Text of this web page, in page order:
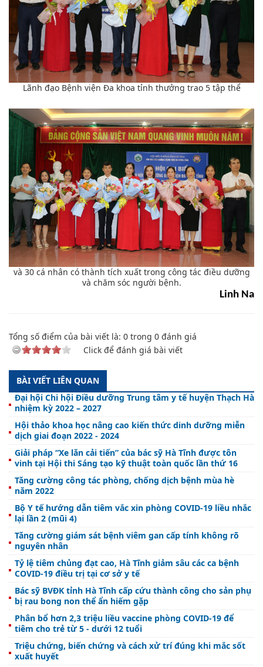
Lãnh đạo Bệnh viện Đa khoa tỉnh thưởng trao 5 tập thể
và 30 cá nhân có thành tích xuất trong công tác điều dưỡng
và chăm sóc người bệnh.
Linh Na
Tổng số điểm của bài viết là: 0 trong 0 đánh giá
Click để đánh giá bài viết
BÀI VIẾT LIÊN QUAN
Đại hội Chi hội Điều dưỡng Trung tâm y tế huyện Thạch Hà
nhiệm kỳ 2022 – 2027
Hội thảo khoa học nâng cao kiến thức dinh dưỡng miễn
dịch giai đoạn 2022 - 2024
Giải pháp “Xe lăn cải tiến” của bác sỹ Hà Tĩnh được tôn
vinh tại Hội thi Sáng tạo kỹ thuật toàn quốc lần thứ 16
Tăng cường công tác phòng, chống dịch bệnh mùa hè
năm 2022
Bộ Y tế hướng dẫn tiêm vắc xin phòng COVID-19 liều nhắc
lại lần 2 (mũi 4)
Tăng cường giám sát bệnh viêm gan cấp tính không rõ
nguyên nhân
Tỷ lệ tiêm chủng đạt cao, Hà Tĩnh giảm sâu các ca bệnh
COVID-19 điều trị tại cơ sở y tế
Bác sỹ BVĐK tỉnh Hà Tĩnh cấp cứu thành công cho sản phụ
bị rau bong non thể ẩn hiếm gặp
Phân bổ hơn 2,3 triệu liều vaccine phòng COVID-19 để
tiêm cho trẻ từ 5 - dưới 12 tuổi
Triệu chứng, biến chứng và cách xử trí đúng khi mắc sốt
xuất huyết